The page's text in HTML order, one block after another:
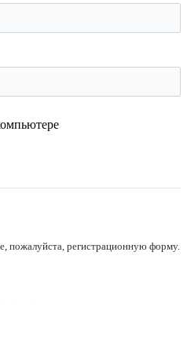
пожалуйста, регистрационную форму.